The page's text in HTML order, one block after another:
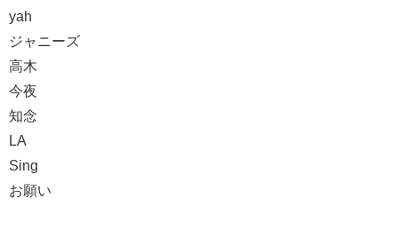
yah
ジャニーズ
高木
今夜
知念
LA
Sing
お願い